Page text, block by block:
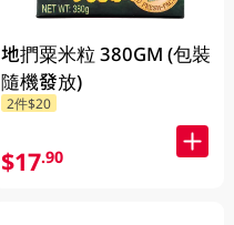
地捫粟米粒 380GM (包裝
隨機發放)
2件$20
$17.90